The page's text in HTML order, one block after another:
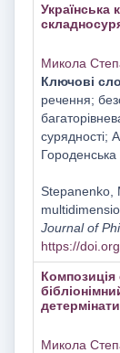
Українська
Микола
Ключові
речення;
сурядності;
Городенська
Stepanenko,
Journal of
https://
Композиція
Микола